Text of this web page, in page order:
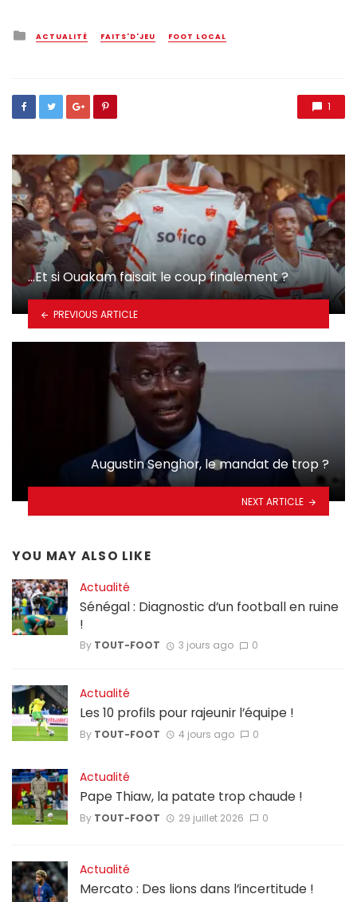
Posted
in
ACTUALITÉ FAITS'D'JEU FOOT LOCAL
1
…Et si Ouakam faisait le coup finalement ?
PREVIOUS ARTICLE
Augustin Senghor, le mandat de trop ?
NEXT ARTICLE
YOU MAY ALSO LIKE
Actualité
Sénégal : Diagnostic d’un football en ruine
!
By TOUT-FOOT 3 jours ago 0
Actualité
Les 10 profils pour rajeunir l’équipe !
By TOUT-FOOT 4 jours ago 0
Actualité
Pape Thiaw, la patate trop chaude !
By TOUT-FOOT 29 juillet 2026 0
Actualité
Mercato : Des lions dans l’incertitude !